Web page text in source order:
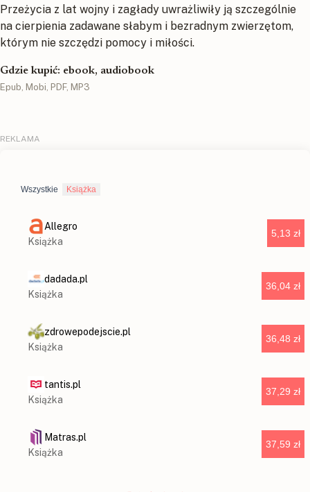
Przeżycia z lat wojny i zagłady uwrażliwiły ją szczególnie
na cierpienia zadawane słabym i bezradnym zwierzętom,
którym nie szczędzi pomocy i miłości.
Gdzie kupić: ebook, audiobook
Epub, Mobi, PDF, MP3